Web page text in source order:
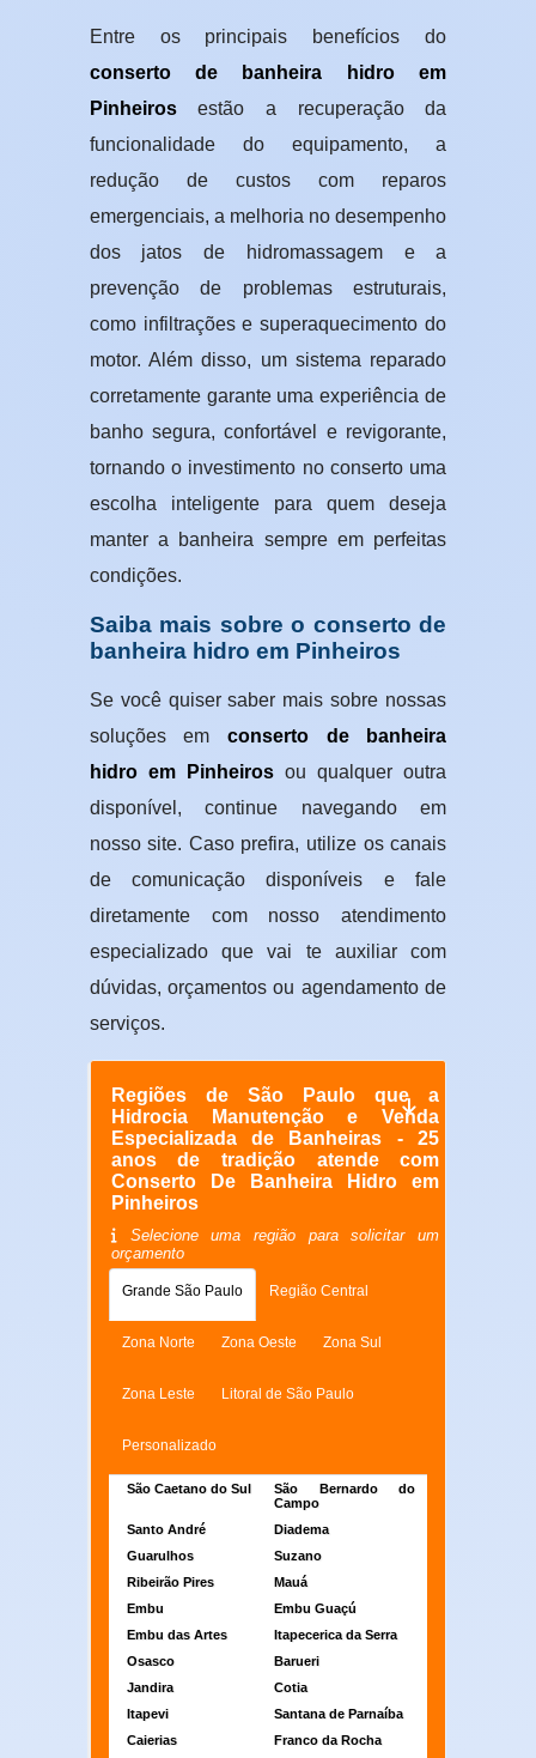
Entre os principais benefícios do
conserto de banheira hidro em
Pinheirosestão a recuperação da
funcionalidade do equipamento, a
redução de custos com reparos
emergenciais, a melhoria no desempenho
dos jatos de hidromassagem e a
prevenção de problemas estruturais,
como infiltrações e superaquecimento do
motor. Além disso, um sistema reparado
corretamente garante uma experiência de
banho segura, confortável e revigorante,
tornando o investimento no conserto uma
escolha inteligente para quem deseja
manter a banheira sempre em perfeitas
condições.
Saiba mais sobre o conserto de
banheira hidro em Pinheiros
Se você quiser saber mais sobre nossas
soluções em conserto de banheira
hidro em Pinheirosou qualquer outra
disponível, continue navegando em
nosso site. Caso prefira, utilize os canais
de comunicação disponíveis e fale
diretamente com nosso atendimento
especializado que vai te auxiliar com
dúvidas, orçamentos ou agendamento de
serviços.
Regiões de São Paulo que a
Hidrocia Manutenção e Venda
Especializada de Banheiras - 25
anos de tradição atende com
Conserto De Banheira Hidro em
Pinheiros
Selecione uma região para solicitar um
orçamento
Grande São Paulo Região Central
Zona Norte Zona Oeste Zona Sul
Zona Leste Litoral de São Paulo
Personalizado
São Caetano do Sul
São Bernardo do
Campo
Santo André
Diadema
Guarulhos
Suzano
Ribeirão Pires
Mauá
Embu
Embu Guaçú
Embu das Artes
Itapecerica da Serra
Osasco
Barueri
Jandira
Cotia
Itapevi
Santana de Parnaíba
Caierias
Franco da Rocha